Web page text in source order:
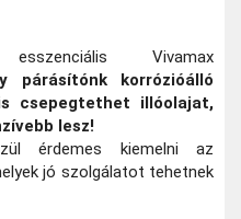
Vivamax
párásítónk korrózióálló
csepegtethet illóolajat,
lesz!
érdemes kiemelni az
jó szolgálatot tehetnek